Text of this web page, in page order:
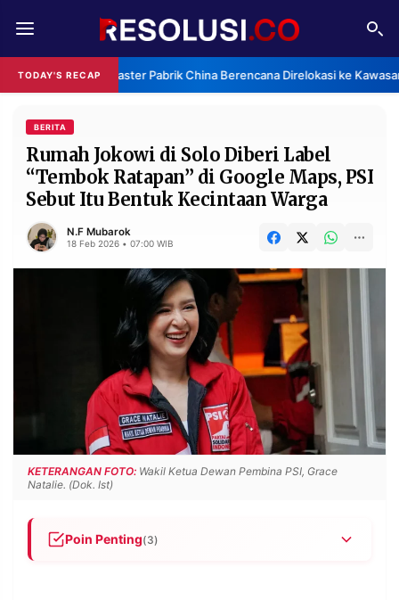
TODAY'S RECAP Klaster Pabrik China Berencana Direlokasi ke
REDAKSI TENTANG
RESOLUSI IKLAN
RUBRIKASI
EDITORIAL AKSARA
FINANSIA PERSONA
DAERAH NASIONAL
SPORT
POLICY
BERITA
WARGA
INFORMASI
IKLAN
KIRIM
TULISAN
PENGADUAN
BERITA
Rumah Jokowi di Solo Diberi Label
“Tembok Ratapan” di Google Maps, PSI
Sebut Itu Bentuk Kecintaan Warga
N.F Mubarok
18 Feb 2026 • 07:00 WIB
KETERANGAN FOTO: Wakil Ketua Dewan Pembina PSI, Grace
Natalie. (Dok. Ist)
Poin Penting(3)